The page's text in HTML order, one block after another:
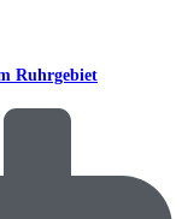
Ruhrgebiet